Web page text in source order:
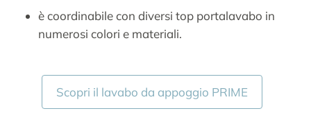
è coordinabile con diversi top portalavabo in
numerosi colori e materiali.
Scopri il lavabo da appoggio PRIME